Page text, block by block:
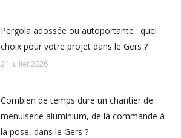
Pergola adossée ou autoportante : quel
choix pour votre projet dans le Gers ?
21 juillet 2026
Combien de temps dure un chantier de
menuiserie aluminium, de la commande à
la pose, dans le Gers ?